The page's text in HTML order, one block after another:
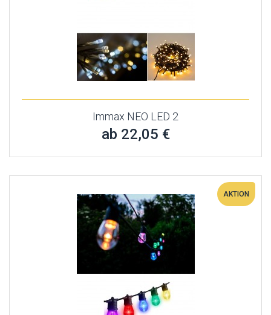
Immax NEO LED 2
ab 22,05 €
AKTION